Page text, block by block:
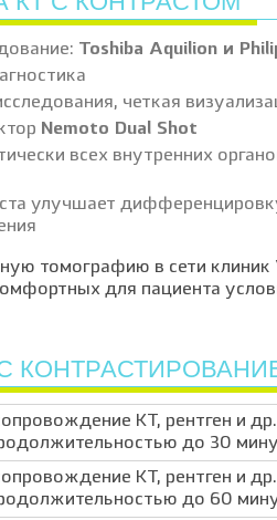
Toshiba Aquilion и
четкая
Nemoto Dual Shot
всех внутренних
улучшает
томографию в сети
для пациента
КТ, рентген и
до 30
КТ, рентген и
до 60